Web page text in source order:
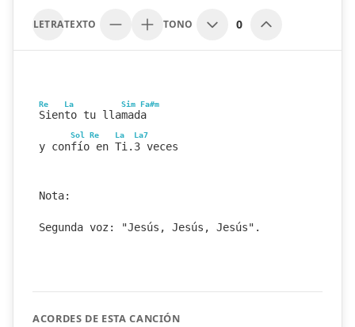
LETRATEXTO TONO 0
Re La Sim Fa#m
Siento tu llamada
Sol Re La La7
y confío en Ti.3 veces
Nota:
Segunda voz: "Jesús, Jesús, Jesús".
ACORDES DE ESTA CANCIÓN